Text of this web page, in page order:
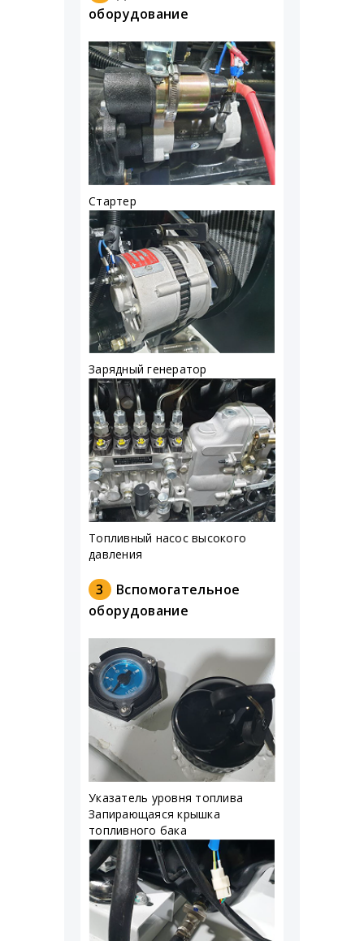
оборудование
Стартер
Зарядный генератор
Топливный насос высокого
давления
3
Вспомогательное
оборудование
Указатель уровня топлива
Запирающаяся крышка
топливного бака